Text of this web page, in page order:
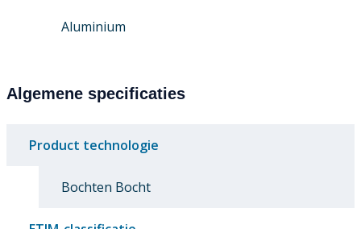
Aluminium
Algemene specificaties
Product technologie
Bochten Bocht